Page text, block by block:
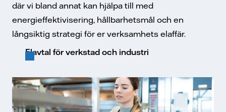
där vi bland annat kan hjälpa till med
energieffektivisering, hållbarhetsmål och en
långsiktig strategi för er verksamhets elaffär.
Elavtal för verkstad och industri